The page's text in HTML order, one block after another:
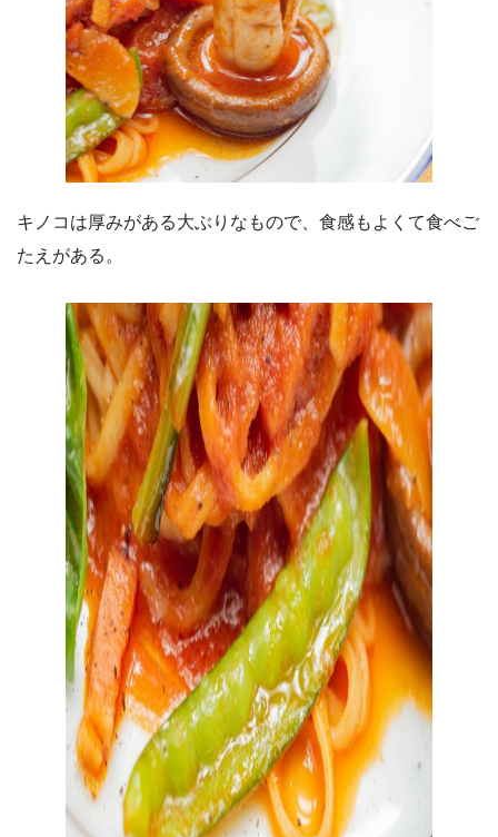
キノコは厚みがある大ぶりなもので、食感もよくて食べご
たえがある。